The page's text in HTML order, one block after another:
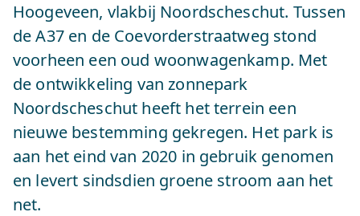
Hoogeveen, vlakbij Noordscheschut. Tussen
de A37 en de Coevorderstraatweg stond
voorheen een oud woonwagenkamp. Met
de ontwikkeling van zonnepark
Noordscheschut heeft het terrein een
nieuwe bestemming gekregen. Het park is
aan het eind van 2020 in gebruik genomen
en levert sindsdien groene stroom aan het
net.